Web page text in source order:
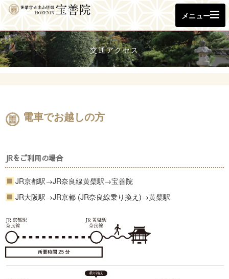
メニュー
交通アクセス
電車でお越しの方
JRをご利用の場合
JR京都駅→JR奈良線黄檗駅→宝善院
JR大阪駅→JR京都 (JR奈良線乗り換え)→黄檗駅